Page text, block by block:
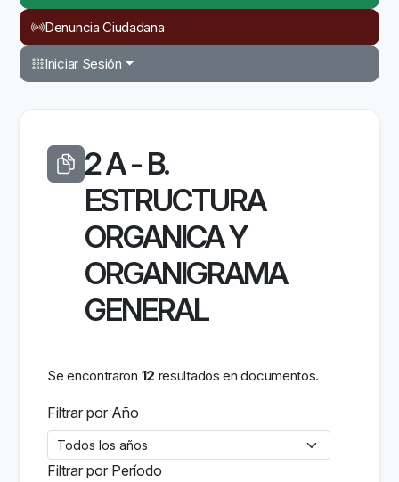
Denuncia Ciudadana
Iniciar Sesión
2 A - B.
ESTRUCTURA
ORGANICA Y
ORGANIGRAMA
GENERAL
Se encontraron 12 resultados en documentos.
Filtrar por Año
Filtrar por Período